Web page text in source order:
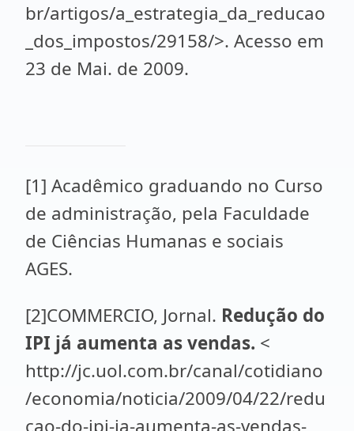
br/artigos/a_estrategia_da_reducao
_dos_impostos/29158/>. Acesso em
23 de Mai. de 2009.
[1] Acadêmico graduando no Curso
de administração, pela Faculdade
de Ciências Humanas e sociais
AGES.
[2]COMMERCIO, Jornal. Redução do
IPI já aumenta as vendas. <
http://jc.uol.com.br/canal/cotidiano
/economia/noticia/2009/04/22/redu
cao-do-ipi-ja-aumenta-as-vendas-